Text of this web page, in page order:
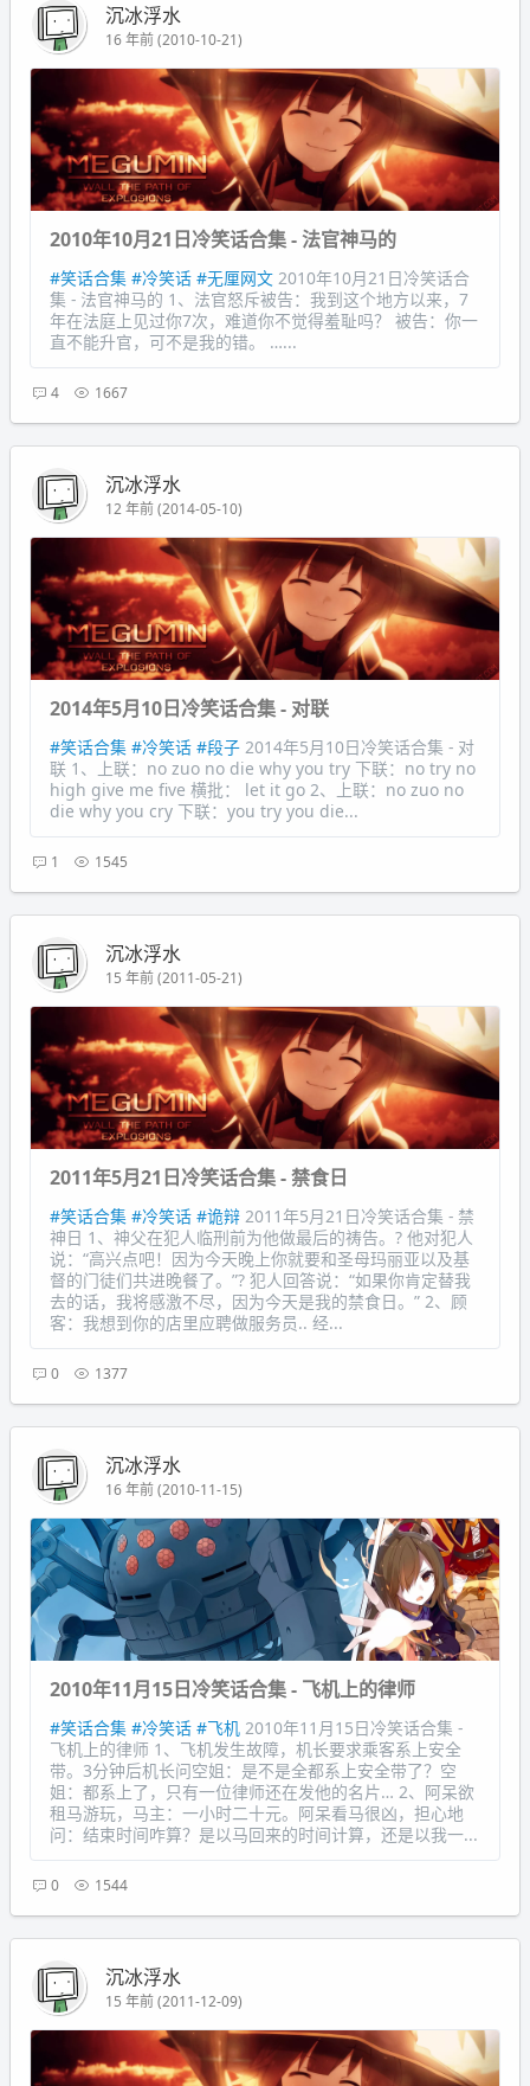
沉冰浮水
16 年前 (2010-10-21)
2010年10月21日冷笑话合集 - 法官神马的
#笑话合集 #冷笑话 #无厘网文 2010年10月21日冷笑话合
集 - 法官神马的 1、法官怒斥被告：我到这个地方以来，7
年在法庭上见过你7次，难道你不觉得羞耻吗？ 被告：你一
直不能升官，可不是我的错。 …...
4 1667
沉冰浮水
12 年前 (2014-05-10)
2014年5月10日冷笑话合集 - 对联
#笑话合集 #冷笑话 #段子 2014年5月10日冷笑话合集 - 对
联 1、上联：no zuo no die why you try 下联：no try no
high give me five 横批： let it go 2、上联：no zuo no
die why you cry 下联：you try you die...
1 1545
沉冰浮水
15 年前 (2011-05-21)
2011年5月21日冷笑话合集 - 禁食日
#笑话合集 #冷笑话 #诡辩 2011年5月21日冷笑话合集 - 禁
神日 1、神父在犯人临刑前为他做最后的祷告。? 他对犯人
说：“高兴点吧！因为今天晚上你就要和圣母玛丽亚以及基
督的门徒们共进晚餐了。”? 犯人回答说：“如果你肯定替我
去的话，我将感激不尽，因为今天是我的禁食日。” 2、顾
客：我想到你的店里应聘做服务员.. 经...
0 1377
沉冰浮水
16 年前 (2010-11-15)
2010年11月15日冷笑话合集 - 飞机上的律师
#笑话合集 #冷笑话 #飞机 2010年11月15日冷笑话合集 -
飞机上的律师 1、飞机发生故障，机长要求乘客系上安全
带。3分钟后机长问空姐：是不是全都系上安全带了？空
姐：都系上了，只有一位律师还在发他的名片… 2、阿呆欲
租马游玩，马主：一小时二十元。阿呆看马很凶，担心地
问：结束时间咋算？是以马回来的时间计算，还是以我一...
0 1544
沉冰浮水
15 年前 (2011-12-09)